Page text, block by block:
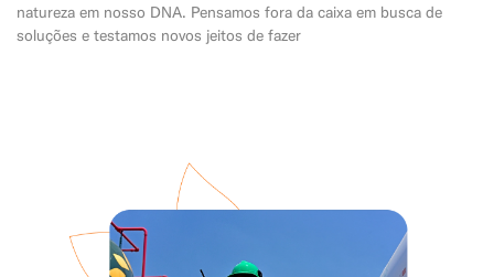
natureza em nosso DNA. Pensamos fora da caixa em busca de
soluções e testamos novos jeitos de fazer